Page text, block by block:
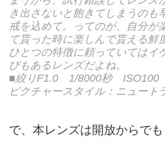
き出さないと飽きてしまうの
戒を込めて。ってのが、自分が
て貰った時に楽しんで貰える鮮
ひとつの特徴に頼っていてはイ
びもあるレンズだよね。
■絞りF1.0 1/8000秒
ピクチャースタイル：ニュート
で、本レンズは開放からで